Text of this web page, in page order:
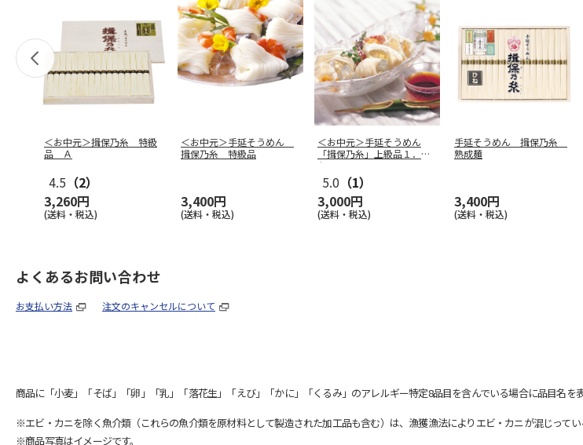
＜お中元＞揖保乃糸 特級
品 Ａ
4.5 （2）
3,260円
(送料・税込)
＜お中元＞手延そうめん
揖保乃糸 特級品
3,400円
(送料・税込)
＜お中元＞手延そうめん
「揖保乃糸」上級品１．６
ｋｇ
5.0 （1）
3,000円
(送料・税込)
手延そうめん 揖保乃糸
熟成麺
3,400円
(送料・税込)
よくあるお問い合わせ
お支払い方法 注文のキャンセルについて
商品に「小麦」「そば」「卵」「乳」「落花生」「えび」「かに」「くるみ」のアレルギー特定8品目を含んでいる場合に品目名を表
※エビ・カニを除く魚介類（これらの魚介類を原材料として製造された加工品も含む）は、漁獲漁法によりエビ・カニが混じって
※商品写真はイメージです。